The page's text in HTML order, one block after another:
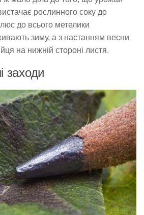
рослинного соку до
до всього метелики
зиму, а з настанням весни
на нижній стороні листя.
заходи